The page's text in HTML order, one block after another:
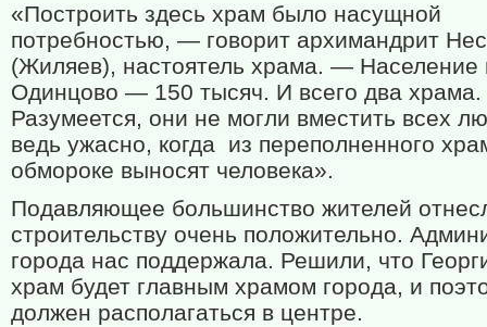
«Построить здесь храм было насущной
потребностью, — говорит архимандрит
(Жиляев), настоятель храма. — Население
Одинцово — 150 тысяч. И всего два храма.
Разумеется, они не могли вместить всех
ведь ужасно, когда из переполненного
обмороке выносят человека».
Подавляющее большинство жителей
строительству очень положительно.
города нас поддержала. Решили, что
храм будет главным храмом города, и
должен располагаться в центре.